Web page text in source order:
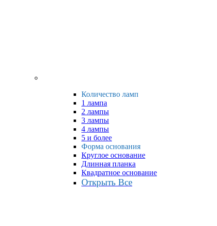
Количество ламп
1 лампа
2 лампы
3 лампы
4 лампы
5 и более
Форма основания
Круглое основание
Длинная планка
Квадратное основание
Открыть Все